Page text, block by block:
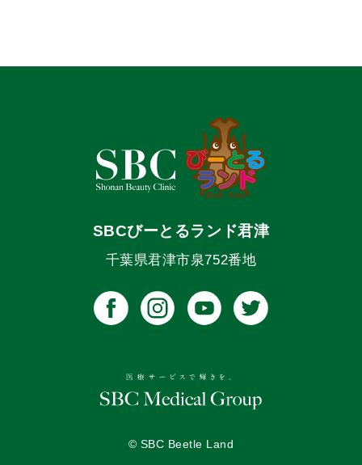
SBCびーとるランド君津
千葉県君津市泉752番地
© SBC Beetle Land